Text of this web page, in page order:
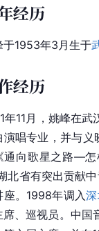
经历
于1953年3月生于
经历
年11月，姚峰在
演唱专业，并与义
通向歌星之路—
北省有突出贡献
座。1998年调入
席、巡视员。中国